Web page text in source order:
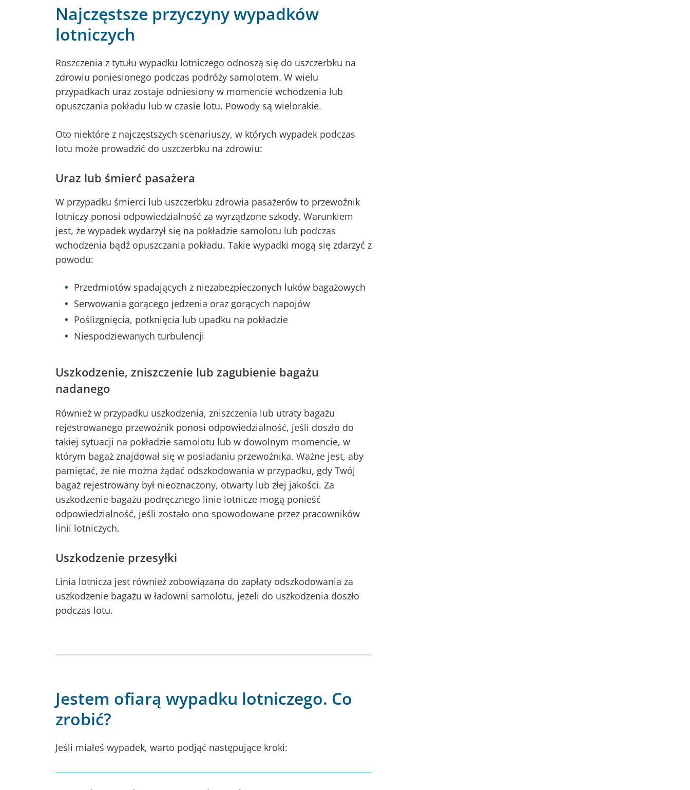
Najczęstsze przyczyny wypadków
lotniczych
Roszczenia z tytułu wypadku lotniczego odnoszą się do uszczerbku na
zdrowiu poniesionego podczas podróży samolotem. W wielu
przypadkach uraz zostaje odniesiony w momencie wchodzenia lub
opuszczania pokładu lub w czasie lotu. Powody są wielorakie.
Oto niektóre z najczęstszych scenariuszy, w których wypadek podczas
lotu może prowadzić do uszczerbku na zdrowiu:
Uraz lub śmierć pasażera
W przypadku śmierci lub uszczerbku zdrowia pasażerów to przewoźnik
lotniczy ponosi odpowiedzialność za wyrządzone szkody. Warunkiem
jest, że wypadek wydarzył się na pokładzie samolotu lub podczas
wchodzenia bądź opuszczania pokładu. Takie wypadki mogą się zdarzyć z
powodu:
Przedmiotów spadających z niezabezpieczonych luków bagażowych
Serwowania gorącego jedzenia oraz gorących napojów
Poślizgnięcia, potknięcia lub upadku na pokładzie
Niespodziewanych turbulencji
Uszkodzenie, zniszczenie lub zagubienie bagażu
nadanego
Również w przypadku uszkodzenia, zniszczenia lub utraty bagażu
rejestrowanego przewoźnik ponosi odpowiedzialność, jeśli doszło do
takiej sytuacji na pokładzie samolotu lub w dowolnym momencie, w
którym bagaż znajdował się w posiadaniu przewoźnika. Ważne jest, aby
pamiętać, że nie można żądać odszkodowania w przypadku, gdy Twój
bagaż rejestrowany był nieoznaczony, otwarty lub złej jakości. Za
uszkodzenie bagażu podręcznego linie lotnicze mogą ponieść
odpowiedzialność, jeśli zostało ono spowodowane przez pracowników
linii lotniczych.
Uszkodzenie przesyłki
Linia lotnicza jest również zobowiązana do zapłaty odszkodowania za
uszkodzenie bagażu w ładowni samolotu, jeżeli do uszkodzenia doszło
podczas lotu.
Jestem ofiarą wypadku lotniczego. Co
zrobić?
Jeśli miałeś wypadek, warto podjąć następujące kroki: